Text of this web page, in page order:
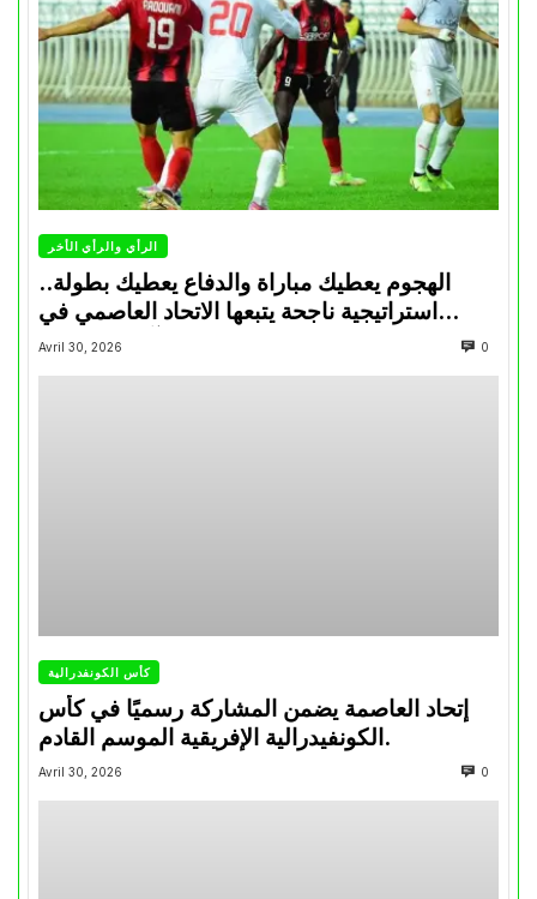
الرأي والرأي الأخر
الهجوم يعطيك مباراة والدفاع يعطيك بطولة..
استراتيجية ناجحة يتبعها الاتحاد العاصمي في
تتويجاته آخر السنوات
Avril 30, 2026 0
كأس الكونفدرالية
إتحاد العاصمة يضمن المشاركة رسميًا في كأس
الكونفيدرالية الإفريقية الموسم القادم.
Avril 30, 2026 0